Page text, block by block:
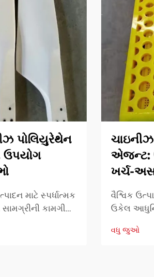
પોલિયુરેથેન
ઉપયોગ
માટે સ્પર્ધાત્મક
કામગીરી
છે
એજન્ટ:
ખર્ચ-
વૈશ્વિક
ઉકેલ
સામગ્રી
વધુ જુઓ